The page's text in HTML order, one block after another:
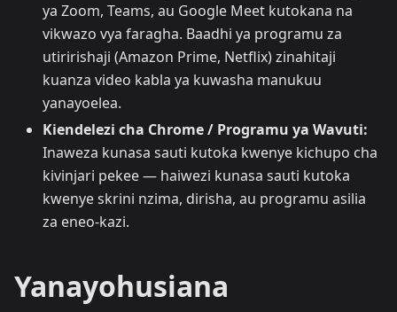
ya Zoom, Teams, au Google Meet kutokana na
vikwazo vya faragha. Baadhi ya programu za
utiririshaji (Amazon Prime, Netflix) zinahitaji
kuanza video kabla ya kuwasha manukuu
yanayoelea.
Kiendelezi cha Chrome / Programu ya Wavuti:
Inaweza kunasa sauti kutoka kwenye kichupo cha
kivinjari pekee — haiwezi kunasa sauti kutoka
kwenye skrini nzima, dirisha, au programu asilia
za eneo-kazi.
Yanayohusiana